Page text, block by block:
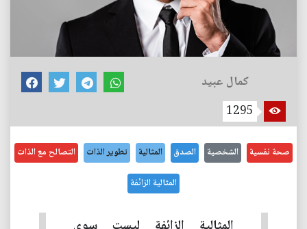
كمال عبيد
1295
صحة نفسية الشخصية الصدق المثالية تطوير الذات التصالح مع الذات
المثالية الزائفة